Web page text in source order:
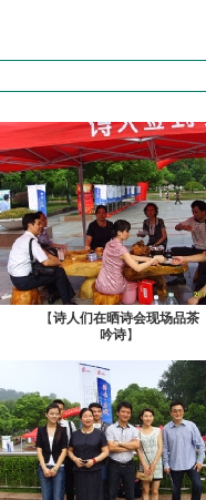
【诗人们在晒诗会现场品茶
吟诗】